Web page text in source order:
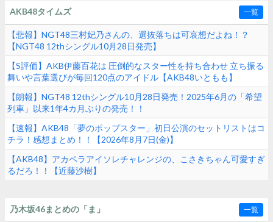
AKB48タイムズ 一覧
【悲報】NGT48三村妃乃さんの、選抜落ちは可哀想だよね！？
【NGT48 12thシングル10月28日発売】
【S評価】AKB伊藤百花は 圧倒的なスター性を持ち合わせ 立ち振る
舞いや言葉選びが毎回120点のアイドル【AKB48いともも】
【朗報】NGT48 12thシングル10月28日発売！2025年6月の「希望
列車」以来1年4カ月ぶりの発売！！
【速報】AKB48「夢のポップスター」初日公演のセットリストはコ
チラ！感想まとめ！！【2026年8月7日(金)】
【AKB48】アカペラアイソレチャレンジの、こさきちゃん可愛すぎ
るだろ！！【近藤沙樹】
乃木坂46まとめの「ま」 一覧